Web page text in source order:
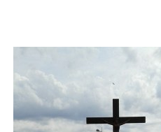
Sr Marie